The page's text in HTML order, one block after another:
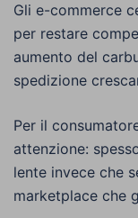
Gli e-commerce
per restare
aumento del
spedizione
Per il
attenzione:
lente invece che
marketplace che